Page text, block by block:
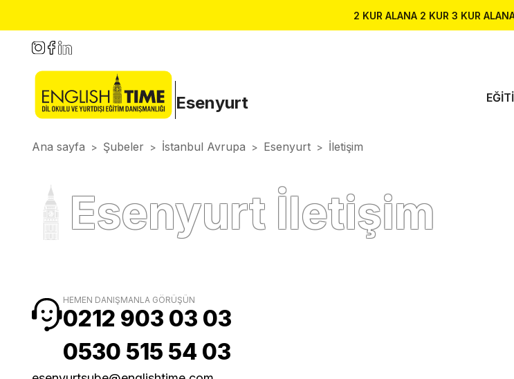
2 KUR ALANA 2 KUR 3 KUR
Esenyurt
Ana sayfa > Şubeler > İstanbul Avrupa > Esenyurt > İletişim
Esenyurt İletişim
HEMEN DANIŞMANLA GÖRÜŞÜN
0212 903 03 03
0530 515 54 03